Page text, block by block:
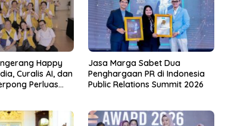
Happy
Curalis AI, dan
Perluas
Jasa Marga Sabet Dua
Penghargaan PR di Indonesia
Public Relations Summit 2026